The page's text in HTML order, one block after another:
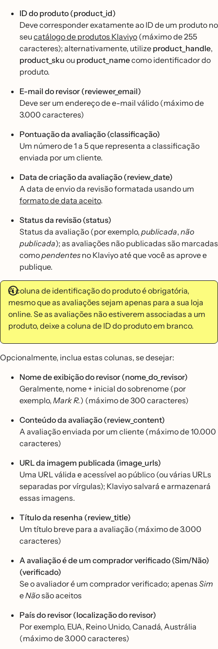
ID do produto (product_id)
Deve corresponder exatamente ao ID de um produto no
seucatálogo de produtos Klaviyo (máximo de 255
caracteres); alternativamente, utilize product_handle,
product_sku ou product_namecomo identificador do
produto.
E-mail do revisor (reviewer_email)
Deve ser um endereço de e-mail válido (máximo de
3.000 caracteres)
Pontuação da avaliação (classificação)
Um número de 1 a 5 que representa a classificação
enviada por um cliente.
Data de criação da avaliação (review_date)
A data de envio da revisão formatada usando um
formato de data aceito.
Status da revisão (status)
Status da avaliação (por exemplo, publicada, não
publicada); as avaliações não publicadas são marcadas
comopendentesno Klaviyo até que você as aprove e
publique.
A coluna de identificação do produto é obrigatória,
mesmo que as avaliações sejam apenas para a sua loja
online. Se as avaliações não estiverem associadas a um
produto, deixe a coluna de ID do produto em branco.
Opcionalmente, inclua estas colunas, se desejar:
Nome de exibição do revisor (nome_do_revisor)
Geralmente, nome + inicial do sobrenome (por
exemplo, Mark R.) (máximo de 300 caracteres)
Conteúdo da avaliação (review_content)
A avaliação enviada por um cliente (máximo de 10.000
caracteres)
URL da imagem publicada (image_urls)
Uma URL válida e acessível ao público (ou várias URLs
separadas por vírgulas); Klaviyo salvará e armazenará
essas imagens.
Título da resenha (review_title)
Um título breve para a avaliação (máximo de 3.000
caracteres)
A avaliação é de um comprador verificado (Sim/Não)
(verificado)
Se o avaliador é um comprador verificado; apenas Sim
eNãosão aceitos
País do revisor (localização do revisor)
Por exemplo, EUA, Reino Unido, Canadá, Austrália
(máximo de 3.000 caracteres)